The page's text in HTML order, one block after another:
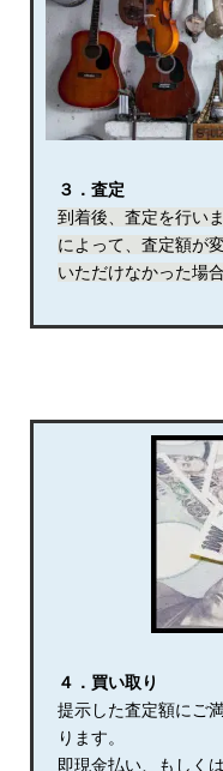
３．査定
到着後、査定を行い
によって、査定額が
いただけなかった場
４．買い取り
提示した査定額にご
ります。
即現金払い、もしく